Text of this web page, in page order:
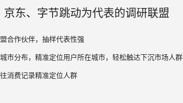
京东、字节跳动为代表的调研联盟
合作伙伴，抽样代表性强
市分布，精准定位用户所在城市，轻松触达下沉市场人群
消费记录精准定位人群